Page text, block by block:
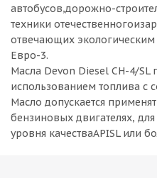
автобусов,дорожно-
техники
отвечающих
Евро-3.
Масла Devon Diesel CH-4/SL
использованием топлива с
Масло допускается
бензиновых двигателях,
уровня качестваAPISL или